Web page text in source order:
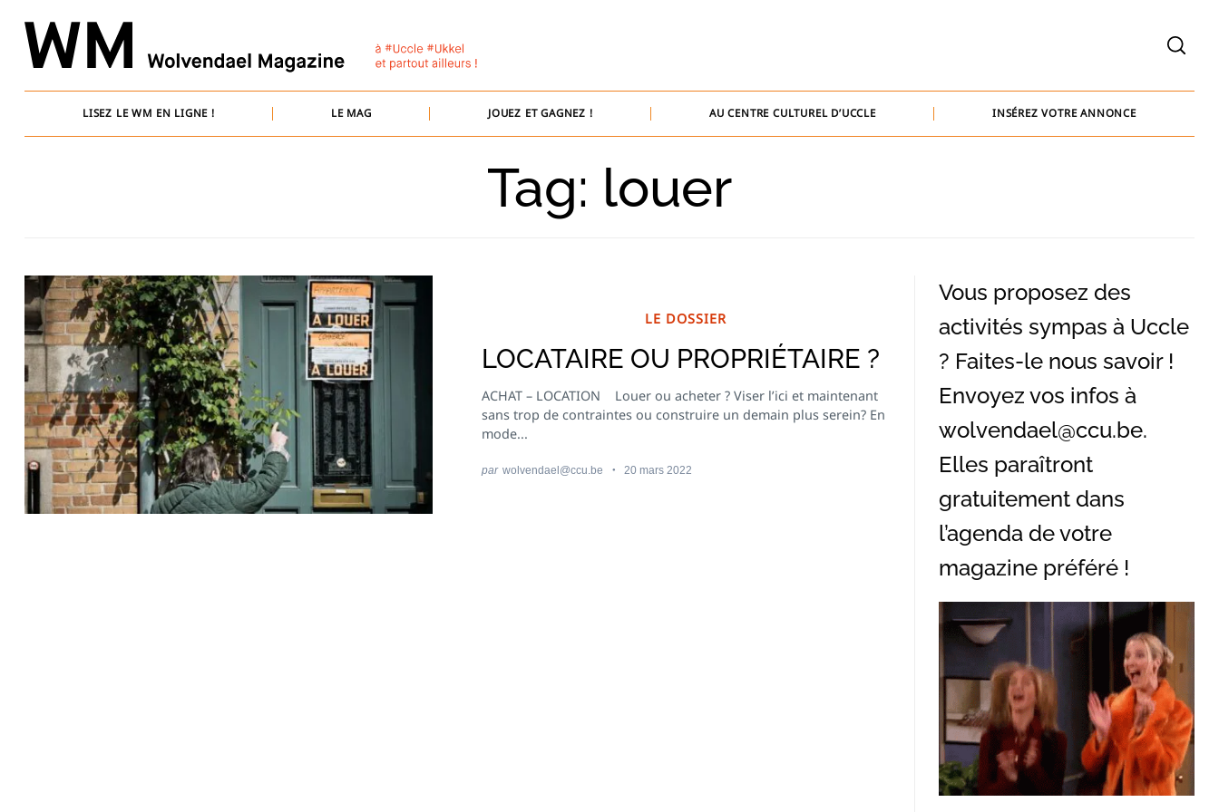
content
LISEZ LE WM EN LIGNE ! LE MAG JOUEZ ET GAGNEZ ! AU CENTRE CULTUREL D’UCCLE INSÉREZ VOTRE ANNONCE
bernard@baammedia.be
jennifer@baammedia.be
Tag: louer
LE DOSSIER
LOCATAIRE OU PROPRIÉTAIRE ?
ACHAT – LOCATION Louer ou acheter ? Viser l’ici et maintenant
sans trop de contraintes ou construire un demain plus serein? En
mode...
par wolvendael@ccu.be 20 mars 2022
Vous proposez des
activités sympas à Uccle
? Faites-le nous savoir !
Envoyez vos infos à
wolvendael@ccu.be.
Elles paraîtront
gratuitement dans
l’agenda de votre
magazine préféré !
Recherche
pour
: